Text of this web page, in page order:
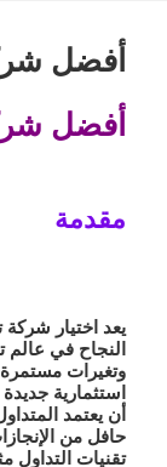
أفضل
أفضل
مقدمة
يعد اختيار
النجاح في عالم
وتغيرات
استثمارية
أن يعتمد
حافل من
تقنيات التداول